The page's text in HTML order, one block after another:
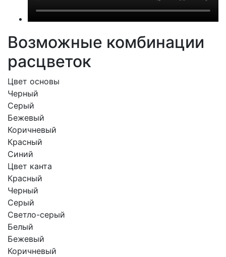
Возможные комбинации
расцветок
Цвет основы
Черный
Серый
Бежевый
Коричневый
Красный
Синий
Цвет канта
Красный
Черный
Серый
Светло-серый
Белый
Бежевый
Коричневый